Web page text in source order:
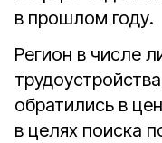
в прошлом году.
Регион в числе
обратились в
в целях поиска